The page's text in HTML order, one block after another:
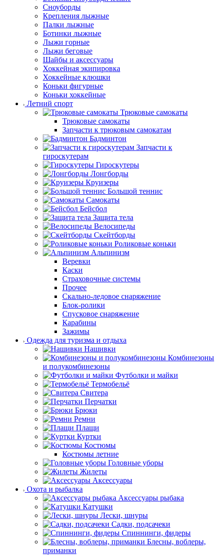
Сноуборды
Крепления лыжные
Палки лыжные
Ботинки лыжные
Лыжи горные
Лыжи беговые
Шайбы и аксессуары
Хоккейная экипировка
Хоккейные клюшки
Коньки фигурные
Коньки хоккейные
Летний спорт
Трюковые самокаты
Трюковые самокаты
Запчасти к трюковым самокатам
Бадминтон
Запчасти к
гироскутерам
Гироскутеры
Лонгборды
Круизеры
Большой теннис
Самокаты
Бейсбол
Защита тела
Велосипеды
Скейтборды
Роликовые коньки
Альпинизм
Веревки
Каски
Страховочные системы
Прочее
Скально-ледовое снаряжение
Блок-ролики
Спусковое снаряжение
Карабины
Зажимы
Одежда для туризма и отдыха
Нашивки
Комбинезоны
и полукомбинезоны
Футболки и майки
Термобельё
Свитера
Перчатки
Брюки
Ремни
Плащи
Куртки
Костюмы
Костюмы летние
Головные уборы
Жилеты
Аксессуары
Охота и рыбалка
Аксессуары рыбака
Катушки
Лески, шнуры
Садки, подсачеки
Спиннинги, фидеры
Блесны, воблеры,
приманки